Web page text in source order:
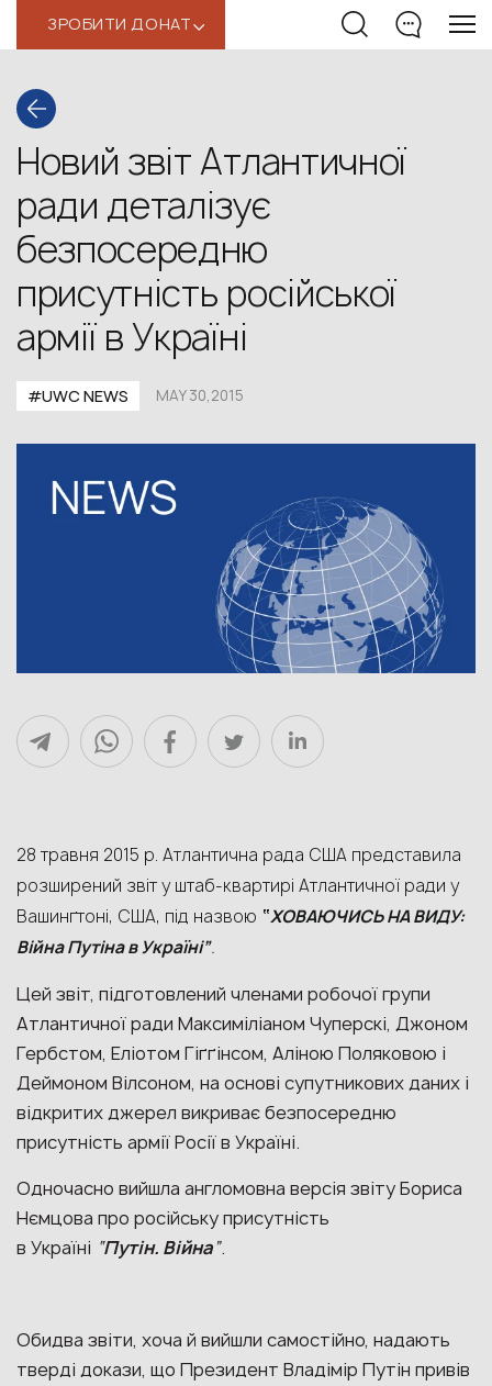
ЗРОБИТИ ДОНАТ‹
Новий звіт Атлантичної
ради деталізує
безпосередню
присутність російської
армії в Україні
#UWC NEWS MAY 30,2015
28 травня 2015 р. Атлантична рада США представила
розширений звіт у штаб-квартирі Атлантичної ради у
Вашинґтоні, США, під назвою “ХОВАЮЧИСЬ НА ВИДУ:
Війна Путіна в Україні”.
Цей звіт, підготовлений членами робочої групи
Атлантичної ради Максиміліаном Чуперскі, Джоном
Гербстом, Еліотом Гіґґінсом, Аліною Поляковою і
Деймоном Вілсоном, на основі супутникових даних і
відкритих джерел викриває безпосередню
присутність армії Росії в Україні.
Одночасно вийшла англомовна версія звіту Бориса
Нємцова про російську присутність
в Україні “Путін. Війна”.
Обидва звіти, хоча й вийшли самостійно, надають
тверді докази, що Президент Владімір Путін привів